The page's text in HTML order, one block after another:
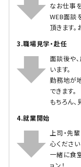
なお仕事
WEB面談
頂きます
3.職場見学・赴任
面談後や
います。
勤務地が
できます。
もちろん
4.就業開始
上司・先
心ください
一緒に食
ョン！